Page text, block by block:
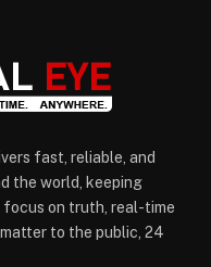
fast, reliable, and
the world, keeping
focus on truth, real-time
to the public, 24